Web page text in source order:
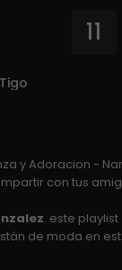
11
y Adoracion -
con tus
. este playlist
de moda en